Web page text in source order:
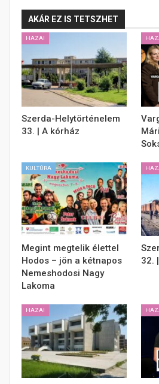
AKÁR EZ IS TETSZHET
HAZAI
Szerda-Helytörténelem
33. | A kórház
KULTÚRA
Megint megtelik élettel
Hodos – jön a kétnapos
Nemeshodosi Nagy
Lakoma
32.
HAZAI